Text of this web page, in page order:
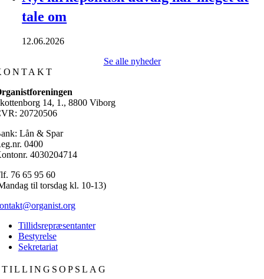
tale om
12.06.2026
Se alle nyheder
14, 1., 8800 Viborg
20720506
Lån & Spar
0400
4030204714
76 65 95 60
til torsdag kl. 10-13)
Tillidsrepræsentanter
Bestyrelse
Sekretariat